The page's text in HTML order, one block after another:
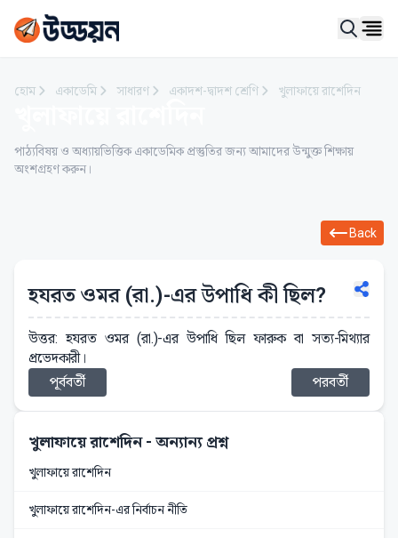
হোম একাডেমি সাধারণ একাদশ-দ্বাদশ শ্রেণি খুলাফায়ে রাশেদিন
পাঠ্যবিষয় ও অধ্যায়ভিত্তিক একাডেমিক প্রস্তুতির জন্য আমাদের উন্মুক্ত শিক্ষায়
অংশগ্রহণ করুন।
Back
হযরত ওমর (রা.)-এর উপাধি কী ছিল?
উত্তর: হযরত ওমর (রা.)-এর উপাধি ছিল ফারুক বা সত্য-মিথ্যার
প্রভেদকারী।
পূর্ববর্তী
পরবর্তী
খুলাফায়ে রাশেদিন- অন্যান্য প্রশ্ন
খুলাফায়ে রাশেদিন
খুলাফায়ে রাশেদিন-এর নির্বাচন নীতি